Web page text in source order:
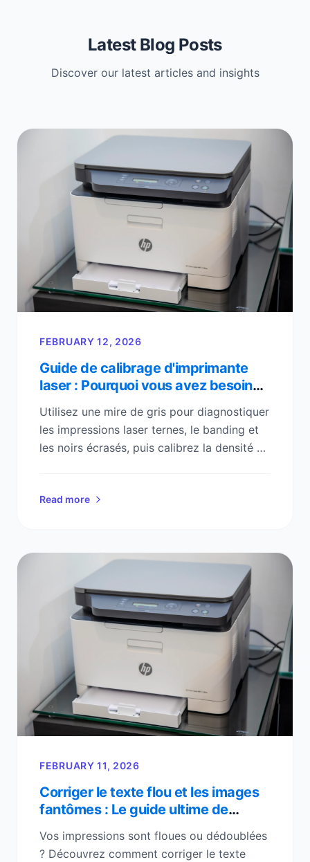
Latest Blog Posts
Discover our latest articles and insights
FEBRUARY 12, 2026
Guide de calibrage d'imprimante
laser : Pourquoi vous avez besoin
gris
Utilisez une mire de gris pour diagnostiquer
les impressions laser ternes, le banding et
les noirs écrasés, puis calibrez la densité et
Read more
FEBRUARY 11, 2026
Corriger le texte flou et les images
fantômes : Le guide ultime de
l'alignement des têtes d'impression
Vos impressions sont floues ou dédoublées
? Découvrez comment corriger le texte